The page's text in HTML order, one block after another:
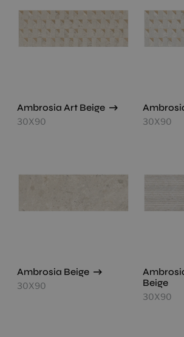
Ambrosia Art Beige
30X90 30X90
Ambrosia Beige
30X90
Beige
30X90